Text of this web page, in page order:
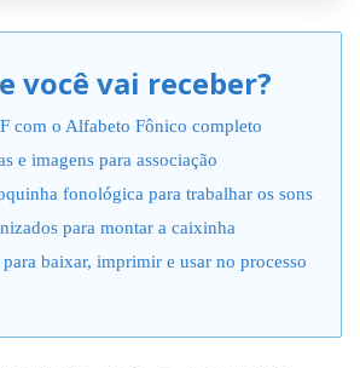
você vai receber?
com o Alfabeto Fônico completo
e imagens para associação
fonológica para trabalhar os sons
para montar a caixinha
baixar, imprimir e usar no processo